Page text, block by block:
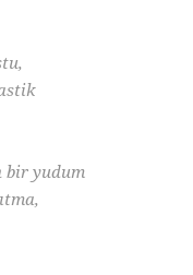
bir yudum